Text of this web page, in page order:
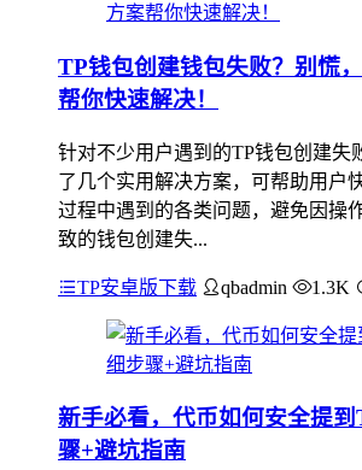
TP钱包创建钱包失败？别慌
帮你快速解决！
针对不少用户遇到的TP钱包创建失
了几个实用解决方案，可帮助用户
过程中遇到的各类问题，避免因操
致的钱包创建失...
TP安卓版下载 qbadmin 1.3K
新手必看，代币如何安全提
骤+避坑指南